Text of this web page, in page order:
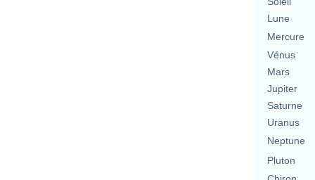
Lune
Mercure
Vénus
Mars
Jupiter
Saturne
Uranus
Neptune
Pluton